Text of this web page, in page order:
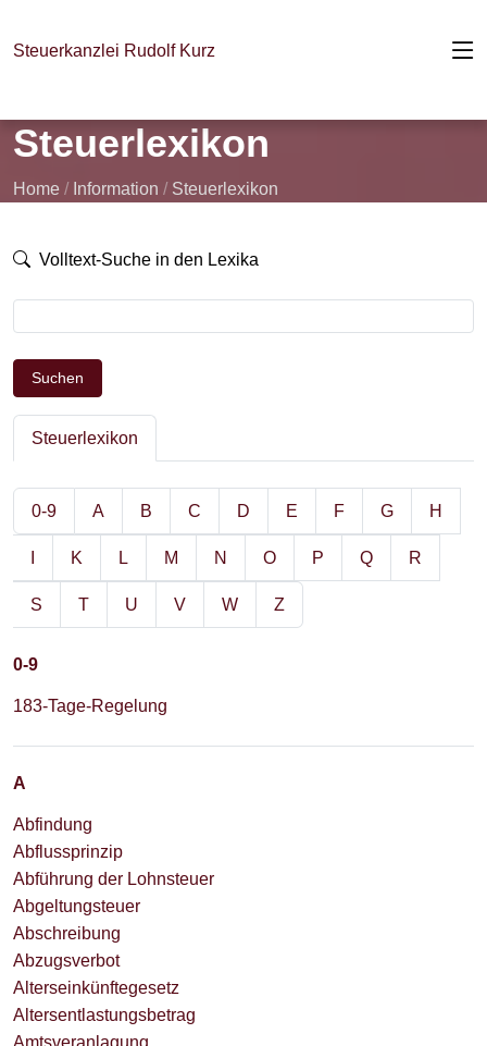
Steuerkanzlei Rudolf Kurz
Steuerlexikon
Home / Information / Steuerlexikon
Volltext-Suche in den Lexika
Suchen
Steuerlexikon
0-9 A B C D E F G H
K L M N O P Q R
S T U V W Z
0-9
183-Tage-Regelung
A
Abfindung
Abflussprinzip
Abführung der Lohnsteuer
Abgeltungsteuer
Abschreibung
Abzugsverbot
Alterseinkünftegesetz
Altersentlastungsbetrag